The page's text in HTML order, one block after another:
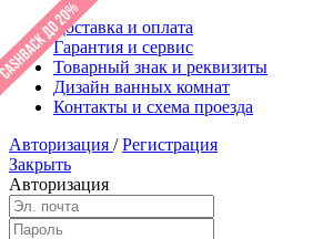
Доставка и оплата
Гарантия и сервис
Товарный знак и реквизиты
Дизайн ванных комнат
Контакты и схема проезда
Авторизация / Регистрация
Закрыть
Авторизация